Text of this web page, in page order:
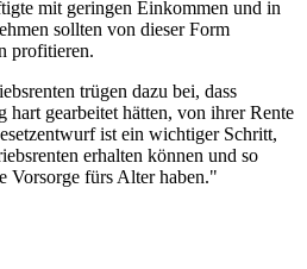
mit geringen Einkommen und in
sollten von dieser Form
profitieren.
trügen dazu bei, dass
hart gearbeitet hätten, von ihrer Rente
ist ein wichtiger Schritt,
erhalten können und so
Vorsorge fürs Alter haben."